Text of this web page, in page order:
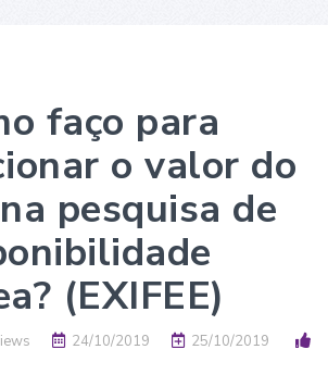
faço para
o valor do
pesquisa de
(EXIFEE)
24/10/2019
25/10/2019